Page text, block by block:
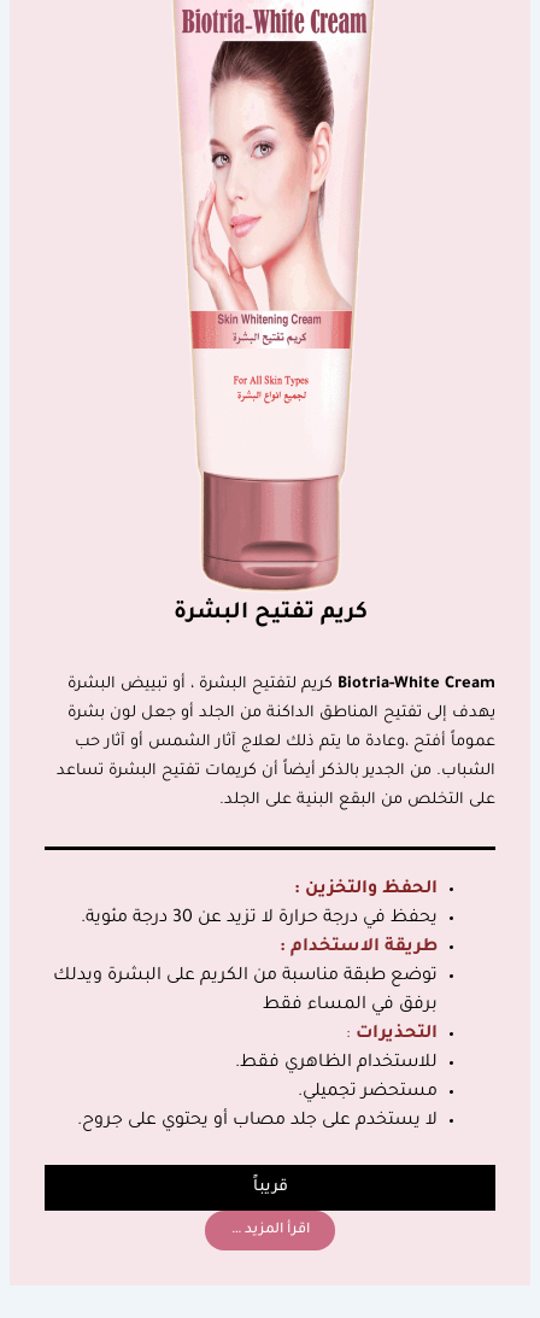
كريم تفتيح البشرة
Biotria-White Cream كريم لتفتيح البشرة ، أو تبييض البشرة
يهدف إلى تفتيح المناطق الداكنة من الجلد أو جعل لون بشرة
عموماً أفتح ،وعادة ما يتم ذلك لعلاج آثار الشمس أو آثار حب
الشباب. من الجدير بالذكر أيضاً أن كريمات تفتيح البشرة تساعد
على التخلص من البقع البنية على الجلد.
الحفظ والتخزين :
يحفظ في درجة حرارة لا تزيد عن 30 درجة مئوية.
طريقة الاستخدام :
توضع طبقة مناسبة من الكريم على البشرة ويدلك
برفق في المساء فقط
التحذيرات :
للاستخدام الظاهري فقط.
مستحضر تجميلي.
لا يستخدم على جلد مصاب أو يحتوي على جروح.
قريباً
اقرأ المزيد …